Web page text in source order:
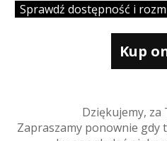
Sprawdź dostępność i
Kup
Dziękujemy, za
Zapraszamy ponownie gdy